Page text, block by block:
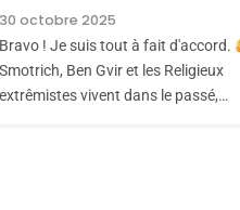
Hadida
JUDAISME
Maroc : Les Amandes
30 octobre 2025
Bravo ! Je suis tout à fait d'accord.
Smotrich, Ben Gvir et les Religieux
extrêmistes vivent dans le passé,…